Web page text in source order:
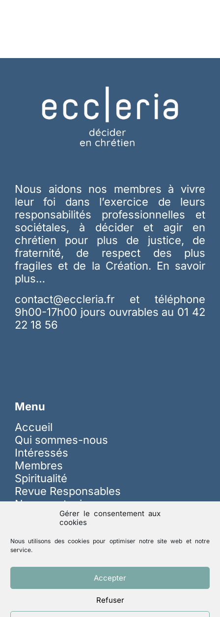
Gérer le consentement aux
cookies
Nous utilisons des cookies pour optimiser notre site web et notre
service.
Accepter
Refuser
Nous aidons nos membres à vivre
leur foi dans l’exercice de leurs
responsabilités professionnelles et
sociétales, à décider et agir en
chrétien pour plus de justice, de
fraternité, de respect des plus
fragiles et de la Création. En savoir
plus…
contact@eccleria.fr et téléphone
9h00-17h00 jours ouvrables au 01 42
22 18 56
Menu
Accueil
Qui sommes-nous
Intéressés
Membres
Spiritualité
Revue Responsables
Nous soutenir
Lutte contre les abus
Mentions légales